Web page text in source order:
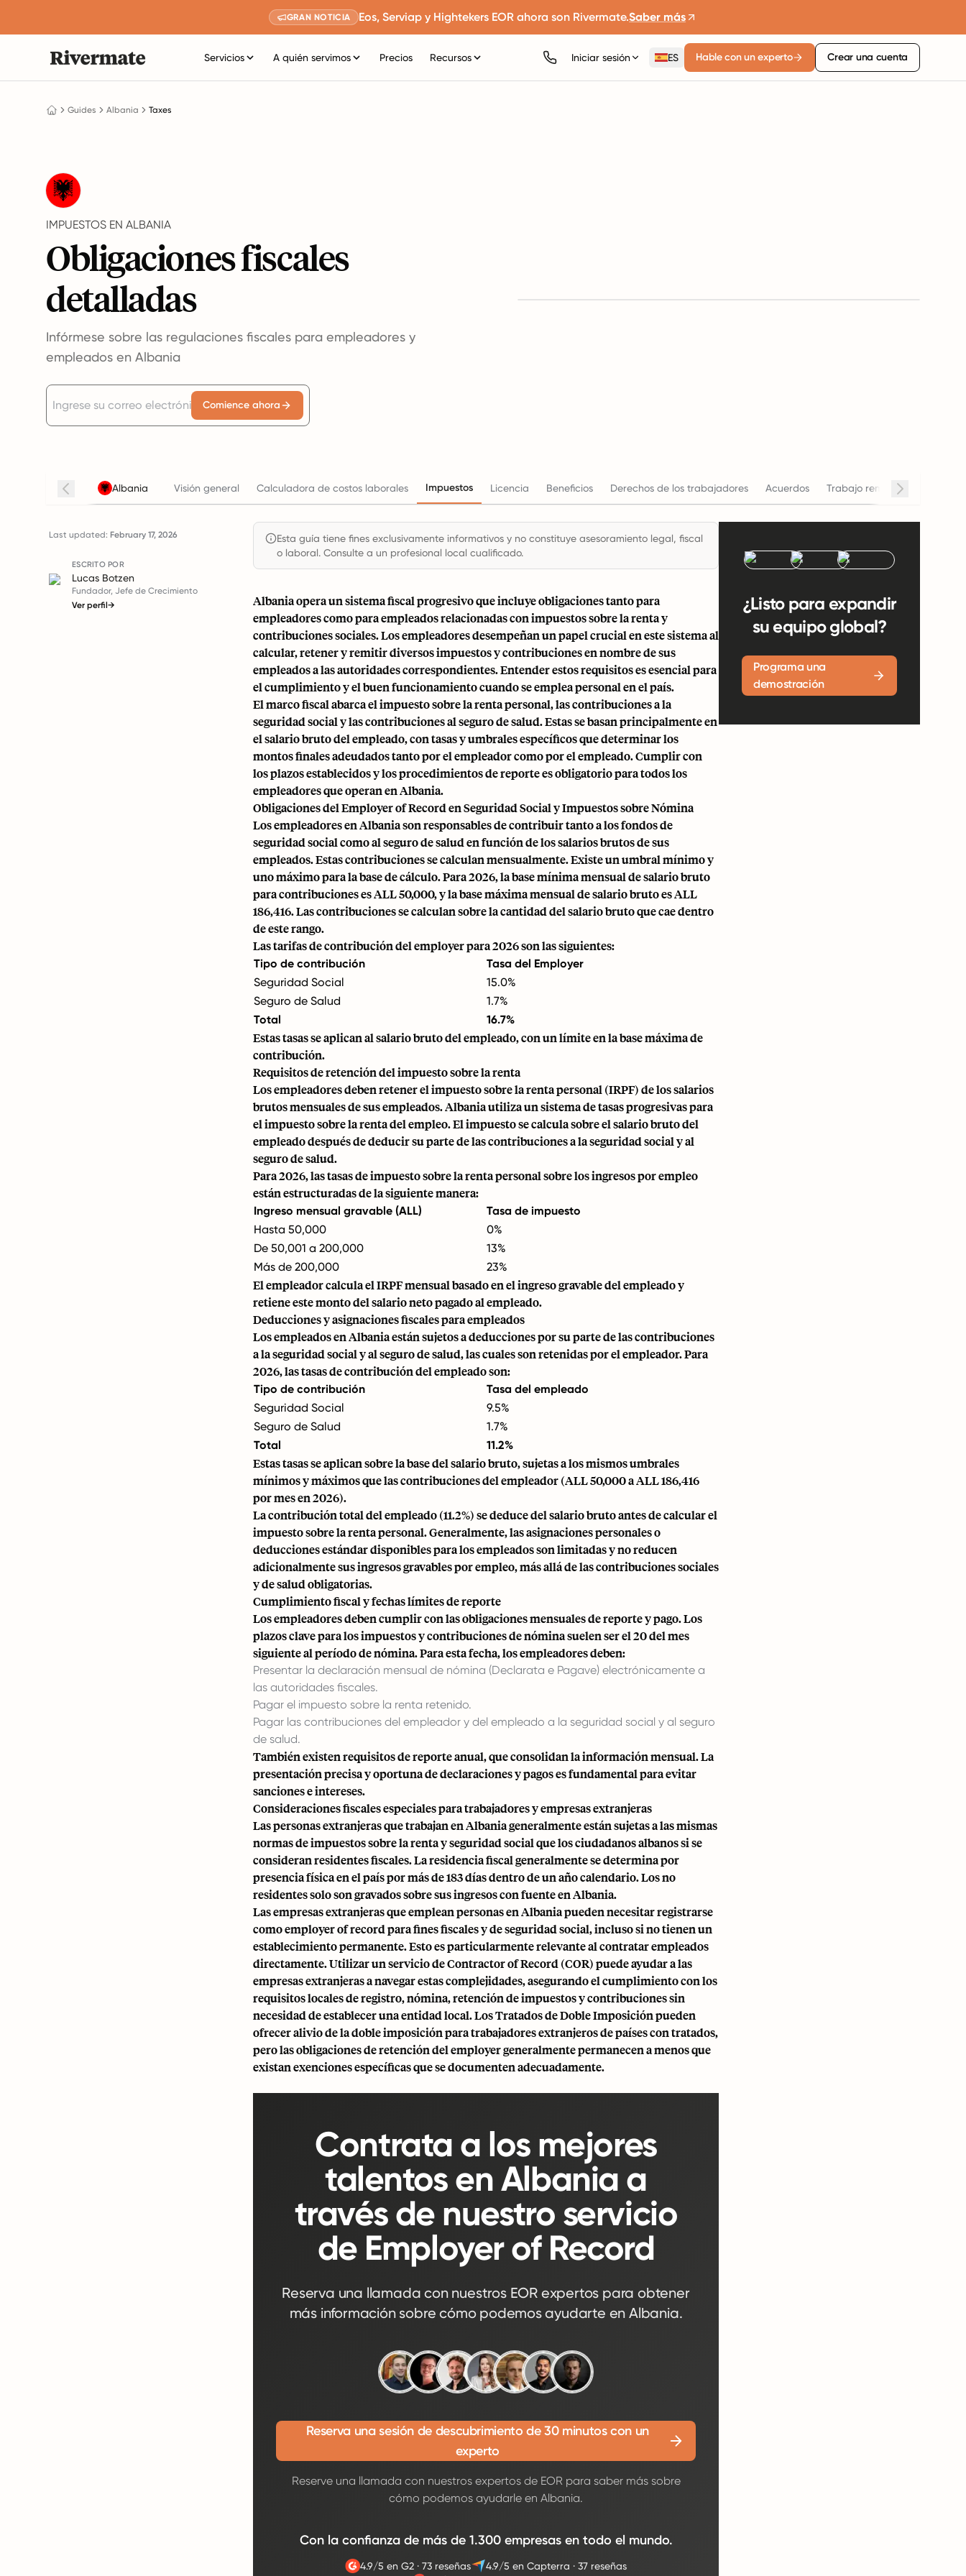
GRAN NOTICIA Eos, Serviap y Hightekers EOR ahora son Rivermate.Saber más
Servicios A quién servimos Precios Recursos Iniciar sesión ES Hable con un experto Crear una cuenta
Guides Albania Taxes
IMPUESTOS EN ALBANIA
Obligaciones fiscales
detalladas
Infórmese sobre las regulaciones fiscales para empleadores y
empleados en Albania
Comience ahora
Albania Visión general Calculadora de costos laborales Impuestos Licencia Beneficios Derechos de los trabajadores Acuerdos Trabajo remoto
Last updated: February 17, 2026
ESCRITO POR
Lucas Botzen
Fundador, Jefe de Crecimiento
Ver perfil→
Esta guía tiene fines exclusivamente informativos y no constituye asesoramiento legal, fiscal
o laboral. Consulte a un profesional local cualificado.
Albania opera un sistema fiscal progresivo que incluye obligaciones tanto para
empleadores como para empleados relacionadas con impuestos sobre la renta y
contribuciones sociales. Los empleadores desempeñan un papel crucial en este sistema al
calcular, retener y remitir diversos impuestos y contribuciones en nombre de sus
empleados a las autoridades correspondientes. Entender estos requisitos es esencial para
el cumplimiento y el buen funcionamiento cuando se emplea personal en el país.
El marco fiscal abarca el impuesto sobre la renta personal, las contribuciones a la
seguridad social y las contribuciones al seguro de salud. Estas se basan principalmente en
el salario bruto del empleado, con tasas y umbrales específicos que determinar los
montos finales adeudados tanto por el empleador como por el empleado. Cumplir con
los plazos establecidos y los procedimientos de reporte es obligatorio para todos los
empleadores que operan en Albania.
Obligaciones del Employer of Record en Seguridad Social y Impuestos sobre Nómina
Los empleadores en Albania son responsables de contribuir tanto a los fondos de
seguridad social como al seguro de salud en función de los salarios brutos de sus
empleados. Estas contribuciones se calculan mensualmente. Existe un umbral mínimo y
uno máximo para la base de cálculo. Para 2026, la base mínima mensual de salario bruto
para contribuciones es ALL 50,000, y la base máxima mensual de salario bruto es ALL
186,416. Las contribuciones se calculan sobre la cantidad del salario bruto que cae dentro
de este rango.
Las tarifas de contribución del employer para 2026 son las siguientes:
Tipo de contribución
Tasa del Employer
Seguridad Social
15.0%
Seguro de Salud
1.7%
Total
16.7%
Estas tasas se aplican al salario bruto del empleado, con un límite en la base máxima de
contribución.
Requisitos de retención del impuesto sobre la renta
Los empleadores deben retener el impuesto sobre la renta personal (IRPF) de los salarios
brutos mensuales de sus empleados. Albania utiliza un sistema de tasas progresivas para
el impuesto sobre la renta del empleo. El impuesto se calcula sobre el salario bruto del
empleado después de deducir su parte de las contribuciones a la seguridad social y al
seguro de salud.
Para 2026, las tasas de impuesto sobre la renta personal sobre los ingresos por empleo
están estructuradas de la siguiente manera:
Ingreso mensual gravable (ALL)
Tasa de impuesto
Hasta 50,000
0%
De 50,001 a 200,000
13%
Más de 200,000
23%
El empleador calcula el IRPF mensual basado en el ingreso gravable del empleado y
retiene este monto delsalario netopagado al empleado.
Deducciones y asignaciones fiscales para empleados
Los empleados en Albania están sujetos a deducciones por su parte de las contribuciones
a la seguridad social y al seguro de salud, las cuales son retenidas por el empleador. Para
2026, las tasas de contribución del empleado son:
Tipo de contribución
Tasa del empleado
Seguridad Social
9.5%
Seguro de Salud
1.7%
Total
11.2%
Estas tasas se aplican sobre la base del salario bruto, sujetas a los mismos umbrales
mínimos y máximos que las contribuciones del empleador (ALL 50,000 a ALL 186,416
por mes en 2026).
La contribución total del empleado (11.2%) se deduce del salario bruto antes de calcular el
impuesto sobre la renta personal. Generalmente, las asignaciones personales o
deducciones estándar disponibles para los empleados son limitadas y no reducen
adicionalmente sus ingresos gravables por empleo, más allá de las contribuciones sociales
y de salud obligatorias.
Cumplimiento fiscal y fechas límites de reporte
Los empleadores deben cumplir con las obligaciones mensuales de reporte y pago. Los
plazos clave para los impuestos y contribuciones de nómina suelen ser el 20 del mes
siguiente al período de nómina. Para esta fecha, los empleadores deben:
Presentar la declaración mensual de nómina (Declarata e Pagave) electrónicamente a
las autoridades fiscales.
Pagar el impuesto sobre la renta retenido.
Pagar las contribuciones del empleador y del empleado a la seguridad social y al seguro
de salud.
También existen requisitos de reporte anual, que consolidan la información mensual. La
presentación precisa y oportuna de declaraciones y pagos es fundamental para evitar
sanciones e intereses.
Consideraciones fiscales especiales para trabajadores y empresas extranjeras
Las personas extranjeras que trabajan en Albania generalmente están sujetas a las mismas
normas de impuestos sobre la renta y seguridad social que los ciudadanos albanos si se
consideran residentes fiscales. La residencia fiscal generalmente se determina por
presencia física en el país por más de 183 días dentro de un año calendario. Los no
residentes solo son gravados sobre sus ingresos con fuente en Albania.
Las empresas extranjeras que emplean personas en Albania pueden necesitar registrarse
como employer of record para fines fiscales y de seguridad social, incluso si no tienen un
establecimiento permanente. Esto es particularmente relevante al contratar empleados
directamente. Utilizar un servicio de Contractor of Record (COR) puede ayudar a las
empresas extranjeras a navegar estas complejidades, asegurando el cumplimiento con los
requisitos locales de registro, nómina, retención de impuestos y contribuciones sin
necesidad de establecer una entidad local. Los Tratados de Doble Imposición pueden
ofrecer alivio de la doble imposición para trabajadores extranjeros de países con tratados,
pero las obligaciones de retención del employer generalmente permanecen a menos que
existan exenciones específicas que se documenten adecuadamente.
Contrata a los mejores
talentos en Albania a
través de nuestro servicio
de Employer of Record
Reserva una llamada con nuestros EOR expertos para obtener
más información sobre cómo podemos ayudarte en Albania.
Reserva una sesión de descubrimiento de 30 minutos con un
experto
Reserve una llamada con nuestros expertos de EOR para saber más sobre
cómo podemos ayudarle en Albania.
Con la confianza de más de 1.300 empresas en todo el mundo.
4.9/5 en G2 · 73 reseñas 4.9/5 en Capterra · 37 reseñas
¿Listo para expandir
su equipo global?
Programa una
demostración